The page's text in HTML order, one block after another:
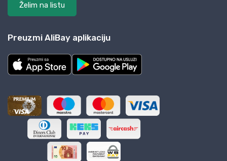
Želim na listu
Preuzmi AliBay aplikaciju